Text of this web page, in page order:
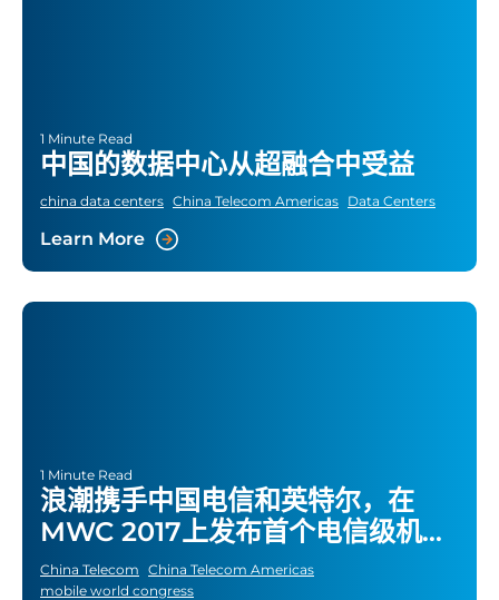
1 Minute Read
中国的数据中心从超融合中受益
china data centers China Telecom Americas Data Centers
Learn More
1 Minute Read
浪潮携手中国电信和英特尔，在
MWC 2017上发布首个电信级机架
规模NFV解决方案
China Telecom China Telecom Americas
mobile world congress